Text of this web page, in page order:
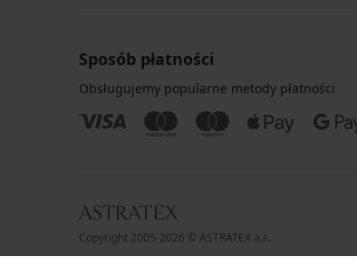
Sposób płatności
Obsługujemy popularne metody płatności
Copyright 2005-2026 © ASTRATEX a.s.